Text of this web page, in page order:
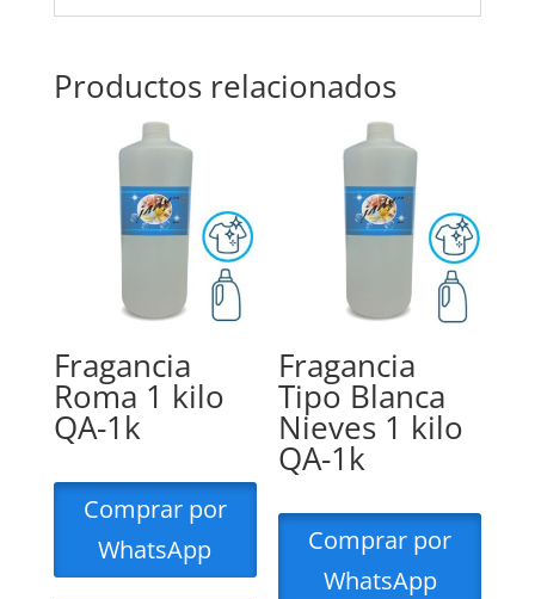
Productos relacionados
Fragancia
Roma 1 kilo
QA-1k
Comprar por
WhatsApp
Fragancia
Tipo Blanca
Nieves 1 kilo
QA-1k
Comprar por
WhatsApp